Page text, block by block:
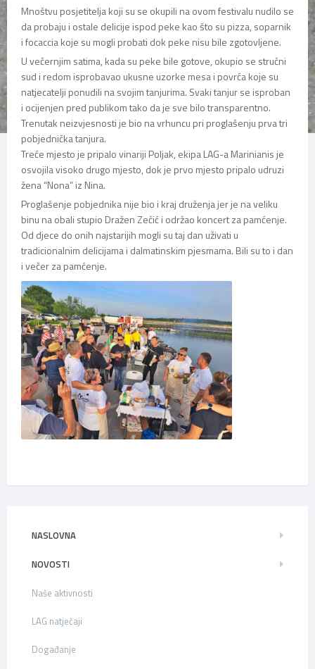
Mnoštvu posjetitelja koji su se okupili na ovom festivalu nudilo se
da probaju i ostale delicije ispod peke kao što su pizza, soparnik
i focaccia koje su mogli probati dok peke nisu bile zgotovljene.
U večernjim satima, kada su peke bile gotove, okupio se stručni
sud i redom isprobavao ukusne uzorke mesa i povrća koje su
natjecatelji ponudili na svojim tanjurima. Svaki tanjur se isproban
i ocijenjen pred publikom tako da je sve bilo transparentno.
Trenutak neizvjesnosti je bio na vrhuncu pri proglašenju prva tri
pobjednička tanjura.
Treće mjesto je pripalo vinariji Poljak, ekipa LAG-a Marinianis je
osvojila visoko drugo mjesto, dok je prvo mjesto pripalo udruzi
žena “Nona” iz Nina.
Proglašenje pobjednika nije bio i kraj druženja jer je na veliku
binu na obali stupio Dražen Zečić i održao koncert za pamćenje.
Od djece do onih najstarijih mogli su taj dan uživati u
tradicionalnim delicijama i dalmatinskim pjesmama. Bili su to i dan
i večer za pamćenje.
NASLOVNA
NOVOSTI
Naše aktivnosti
LAG natječaji
Događanje